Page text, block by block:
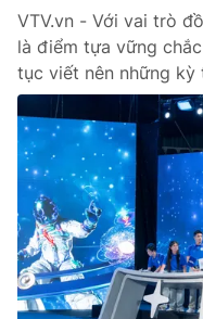
Hậu trường
Nhân vật
Khán giả
Giải sao mai
Điện ảnh
Âm nhạc
Sao
Đời sống
Du lịch
Làm đẹp
Chất lượng cuộc sống
Giáo dục
Tuyển sinh
Học trực tuyến
Công nghệ
Hitech Công nghệ
Sản phẩm
Thị trường
Giao lưu trực tuyến
Lịch phát sóng
VTV.vn - Với vai trò
là điểm tựa vững
tục viết nên những